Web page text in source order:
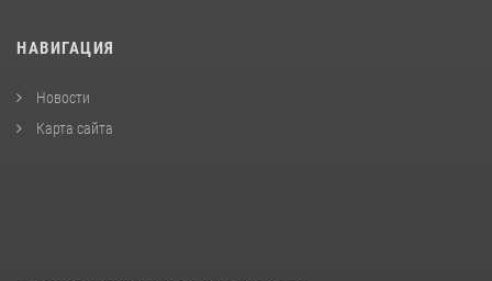
НАВИГАЦИЯ
Новости
Карта сайта